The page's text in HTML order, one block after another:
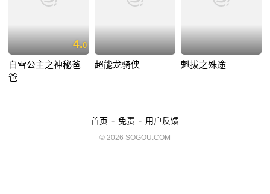
4.0
白雪公主之神秘爸
爸
超能龙骑侠 魁拔之殊途
首页 - 免责 - 用户反馈
© 2026 SOGOU.COM